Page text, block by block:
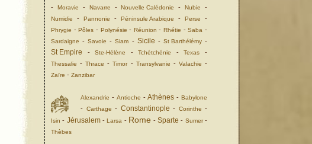
- Moravie - Navarre -Nouvelle Calédonie -Nubie -
Numidie - Pannonie - Péninsule Arabique - Perse -
Phrygie -Pôles - Polynésie - Réunion -Rhétie -Saba -
Sardaigne -Savoie -Siam - Sicile - St Barthélémy-
St Empire -Ste-Hélène -Tchétchénie -Texas -
Thessalie -Thrace -Timor- Transylvanie - Valachie -
Zaïre - Zanzibar
Alexandrie - Antioche -Athènes -Babylone
- Carthage - Constantinople - Corinthe -
Isin - Jérusalem-Larsa - Rome - Sparte - Sumer-
Thèbes